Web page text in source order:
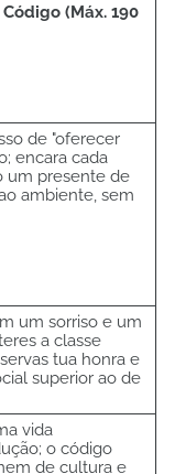
(Máx. 190
de "oferecer
encara cada
um presente de
ambiente, sem
um sorriso e um
a classe
tua honra e
superior ao de
vida
o código
de cultura e